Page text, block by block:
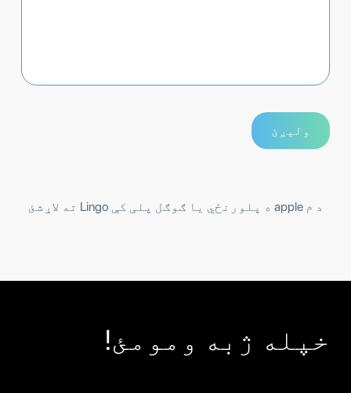
د م apple ه پلورنځي یا ګوګل پلی کې Lingo ته لاړشئ
خپله ژبه ومومئ!